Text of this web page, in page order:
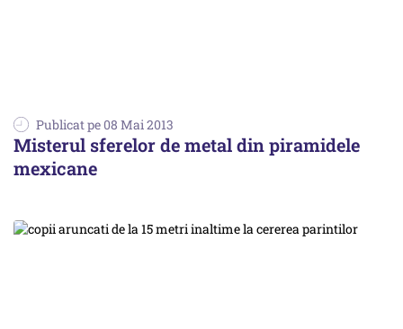
Publicat pe 08 Mai 2013
Misterul sferelor de metal din piramidele
mexicane